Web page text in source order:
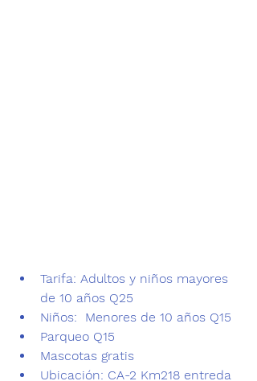
Tarifa: Adultos y niños mayores
de 10 años Q25
Niños:  Menores de 10 años Q15
Parqueo Q15
Mascotas gratis
Ubicación: CA-2 Km218 entreda